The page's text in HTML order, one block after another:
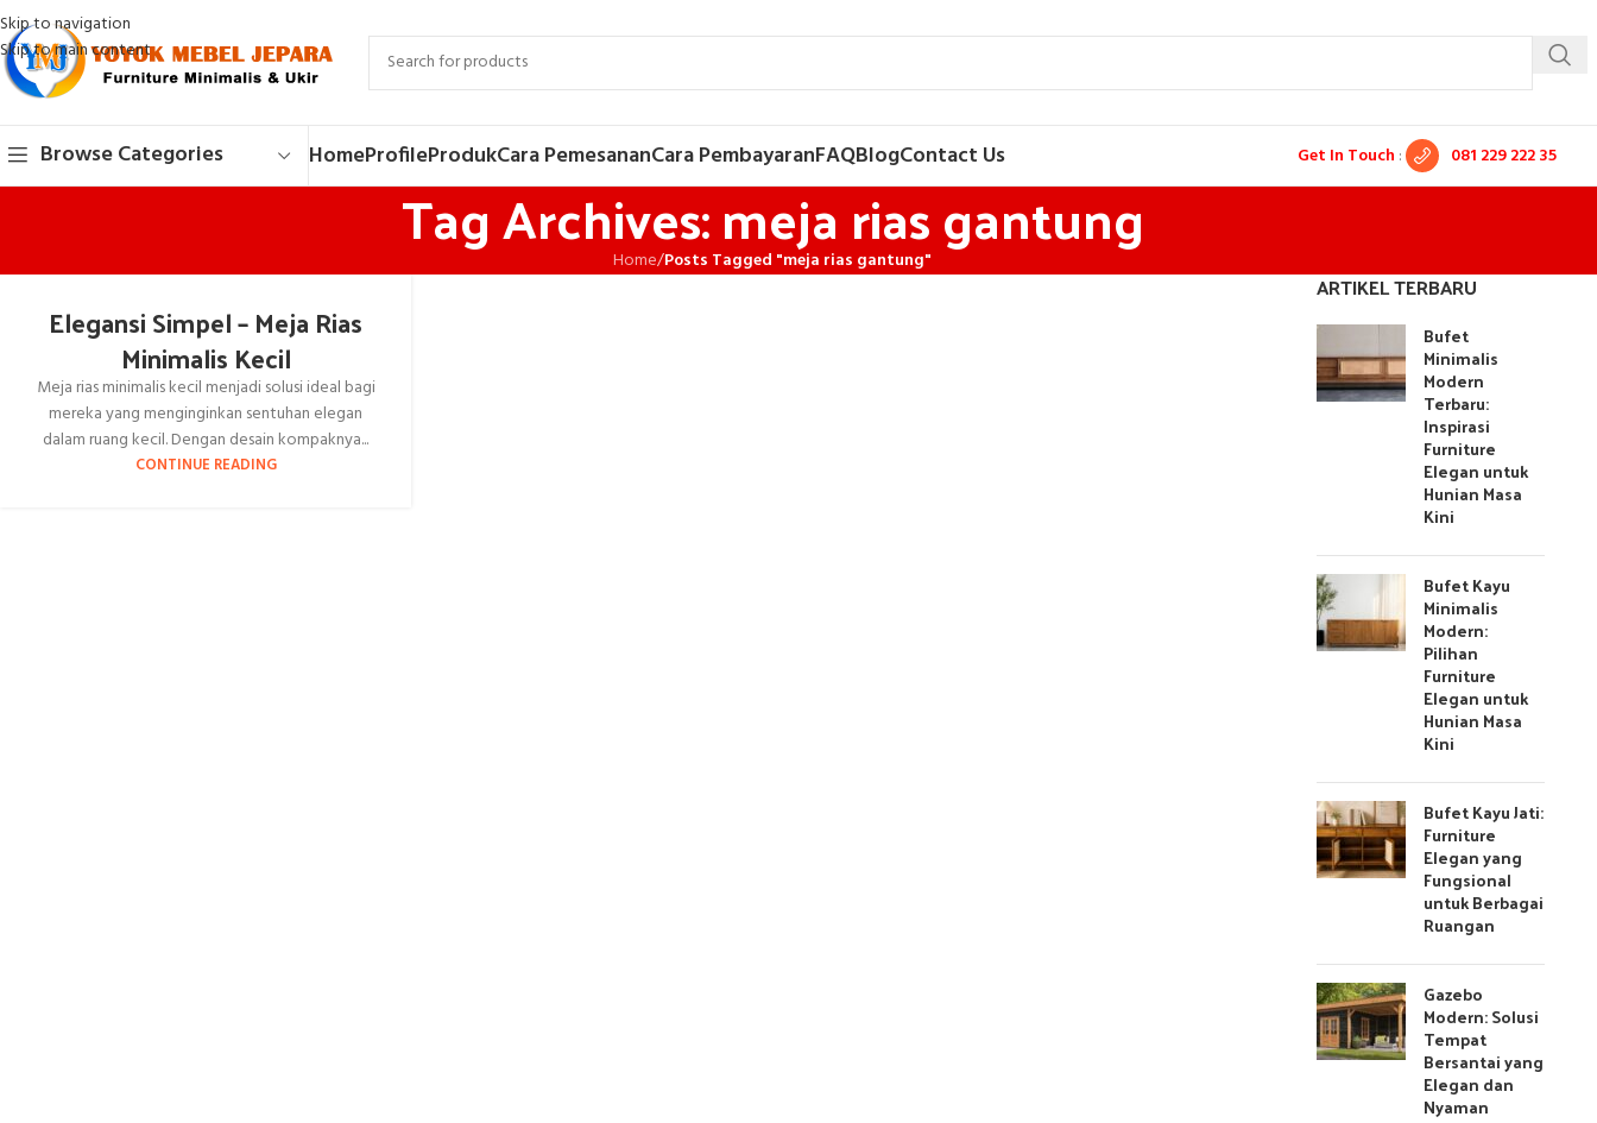
Skip to navigation
Skip to main content
Browse Categories HomeProfileProdukCara PemesananCara PembayaranFAQBlogContact Us Get In Touch : 081 229 222 35
Tag Archives: meja rias gantung
Home/Posts Tagged "meja rias gantung"
Elegansi Simpel – Meja Rias
Minimalis Kecil
Meja rias minimalis kecil menjadi solusi ideal bagi
mereka yang menginginkan sentuhan elegan
dalam ruang kecil. Dengan desain kompaknya...
CONTINUE READING
ARTIKEL TERBARU
Bufet
Minimalis
Modern
Terbaru:
Inspirasi
Furniture
Elegan untuk
Hunian Masa
Kini
Bufet Kayu
Minimalis
Modern:
Pilihan
Furniture
Elegan untuk
Hunian Masa
Kini
Bufet Kayu Jati:
Furniture
Elegan yang
Fungsional
untuk Berbagai
Ruangan
Gazebo
Modern: Solusi
Tempat
Bersantai yang
Elegan dan
Nyaman